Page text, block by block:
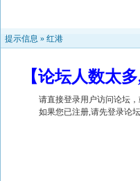
提示信息 » 红港
【论坛人数太
请直接登录用户访问论坛
如果您已注册,请先登录论